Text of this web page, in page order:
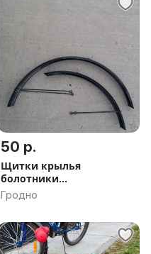
50 р.
Щитки крылья
болотники
металлические
Гродно